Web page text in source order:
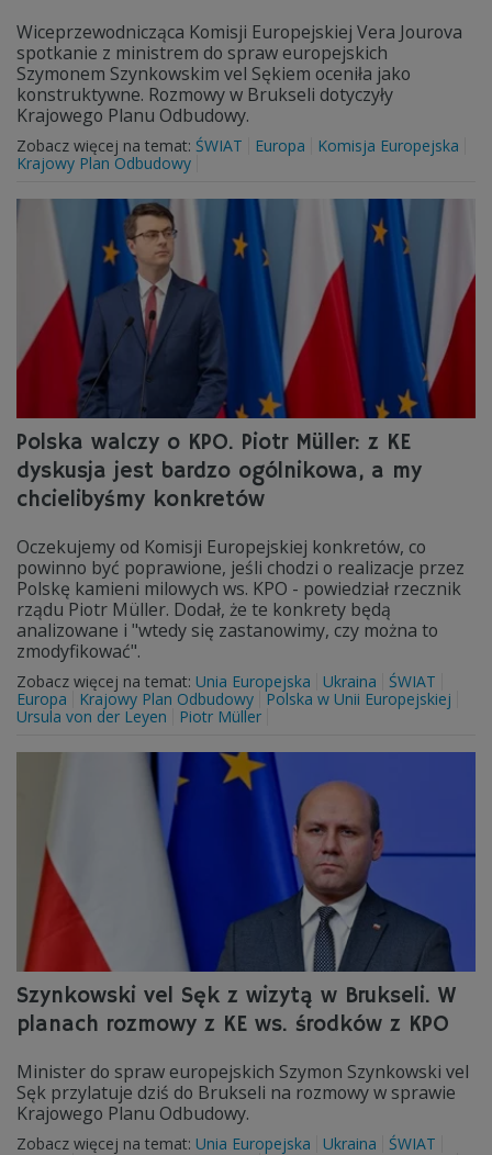
Wiceprzewodnicząca Komisji Europejskiej Vera Jourova
spotkanie z ministrem do spraw europejskich
Szymonem Szynkowskim vel Sękiem oceniła jako
konstruktywne. Rozmowy w Brukseli dotyczyły
Krajowego Planu Odbudowy.
Zobacz więcej na temat: ŚWIAT Europa
Komisja Europejska
Krajowy Plan Odbudowy
Polska walczy o KPO. Piotr Müller: z KE
dyskusja jest bardzo ogólnikowa, a my
chcielibyśmy konkretów
Oczekujemy od Komisji Europejskiej konkretów, co
powinno być poprawione, jeśli chodzi o realizacje przez
Polskę kamieni milowych ws. KPO - powiedział rzecznik
rządu Piotr Müller. Dodał, że te konkrety będą
analizowane i "wtedy się zastanowimy, czy można to
zmodyfikować".
Zobacz więcej na temat: Unia Europejska Ukraina
ŚWIAT
Europa
Krajowy Plan Odbudowy Polska w Unii Europejskiej
Ursula von der Leyen
Piotr Müller
Szynkowski vel Sęk z wizytą w Brukseli. W
planach rozmowy z KE ws. środków z KPO
Minister do spraw europejskich Szymon Szynkowski vel
Sęk przylatuje dziś do Brukseli na rozmowy w sprawie
Krajowego Planu Odbudowy.
Zobacz więcej na temat: Unia Europejska Ukraina
ŚWIAT